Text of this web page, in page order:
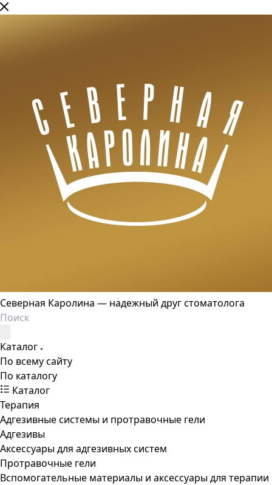
Северная Каролина — надежный друг стоматолога
Каталог
По всему сайту
По каталогу
Каталог
Терапия
Адгезивные системы и протравочные гели
Адгезивы
Аксессуары для адгезивных систем
Протравочные гели
Вспомогательные материалы и аксессуары для терапии